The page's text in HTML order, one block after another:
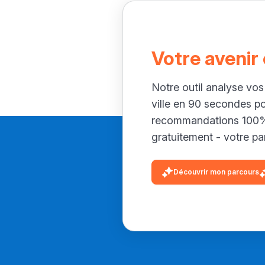
Votre avenir
Notre outil analyse
ville en 90 secondes
recommandations
gratuitement - votre
Découvrir mon parcours